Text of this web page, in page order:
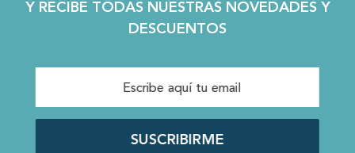
Y RECIBE TODAS NUESTRAS NOVEDADES Y
DESCUENTOS
SUSCRIBIRME